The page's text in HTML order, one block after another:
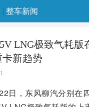
整车新闻
LNG极致气耗版
卡新趋势
日，东风柳汽分别在